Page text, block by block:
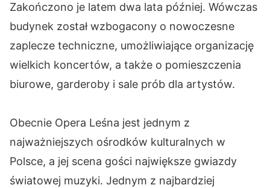
Zakończono je latem dwa lata później. Wówczas
budynek został wzbogacony o nowoczesne
zaplecze techniczne, umożliwiające organizację
wielkich koncertów, a także o pomieszczenia
biurowe, garderoby i sale prób dla artystów.
Obecnie Opera Leśna jest jednym z
najważniejszych ośrodków kulturalnych w
Polsce, a jej scena gości największe gwiazdy
światowej muzyki. Jednym z najbardziej